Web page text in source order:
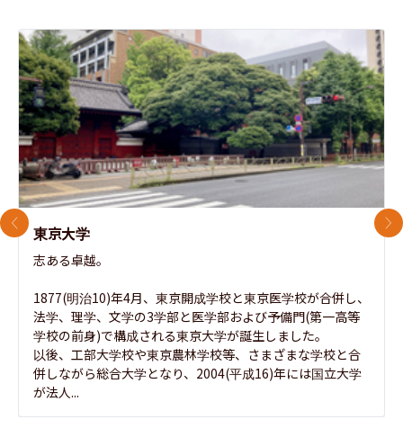
東京大学
志ある卓越。
1877(明治10)年4月、東京開成学校と東京医学校が合併し、
法学、理学、文学の3学部と医学部および予備門(第一高等
学校の前身)で構成される東京大学が誕生しました。
以後、工部大学校や東京農林学校等、さまざまな学校と合
併しながら総合大学となり、2004(平成16)年には国立大学
が法人...
前のスライド 次